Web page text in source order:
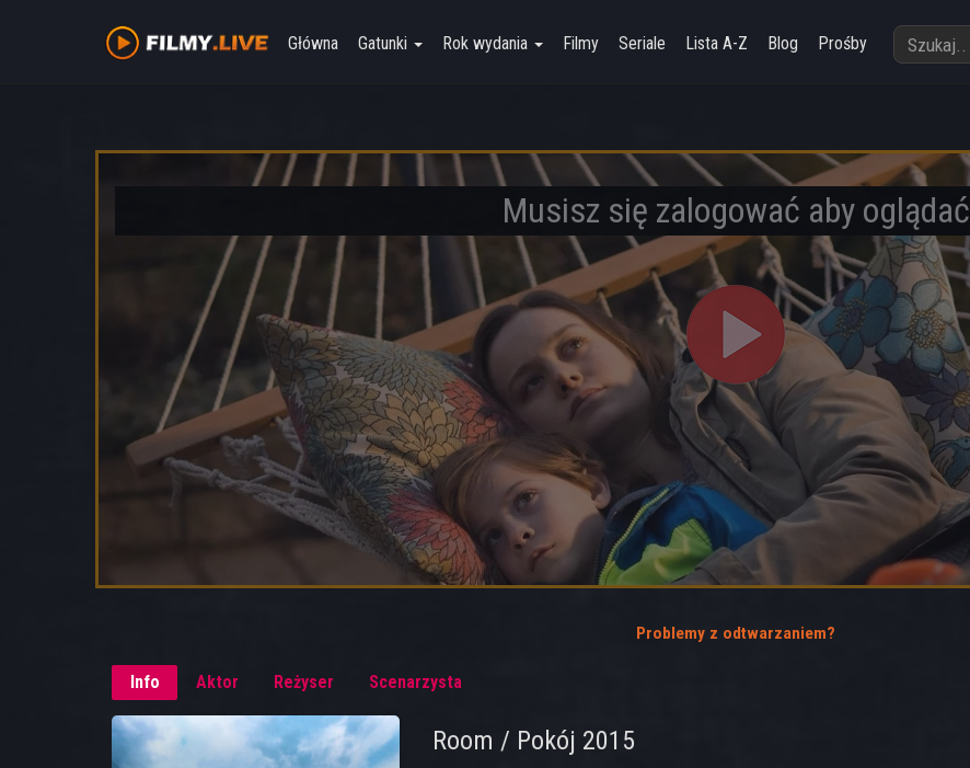
Główna Gatunki Rok wydania Filmy Seriale Lista A-Z Blog Prośby
Musisz się zalogować aby oglądać
Problemy z odtwarzaniem?
Info Aktor Reżyser Scenarzysta
Room / Pokój 2015